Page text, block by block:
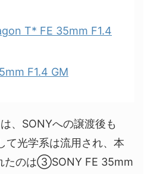
T* FE 35mm F1.4
F1.4 GM
、SONYへの譲渡後も
光学系は流用され、本
たのは③SONY FE 35mm